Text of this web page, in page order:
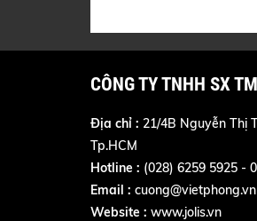
CÔNG TY TNHH SX
Địa chỉ : 21/4B Nguyễn Thị
Tp.HCM
Hotline : (028) 6259 5925 -
Email : cuong@vietphong.vn
Website : www.jolis.vn